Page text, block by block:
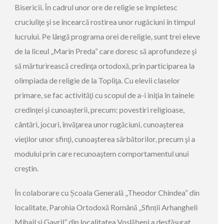
Bisericii. În cadrul unor ore de religie se împletesc
cruciuliţe şi se încearcă rostirea unor rugăciuni în timpul
lucrului. Pe lângă programa orei de religie, sunt trei eleve
de la liceul „Marin Preda” care doresc să aprofundeze şi
să mărturirească credinţa ortodoxă, prin participarea la
olimpiada de religie de la Topliţa. Cu elevii claselor
primare, se fac activităţi cu scopul de a-i iniţia în tainele
credinţei şi cunoaşterii, precum: povestiri religioase,
cântări, jocuri, învăţarea unor rugăciuni, cunoaşterea
vieţilor unor sfinţi, cunoaşterea sărbătorilor, precum şi a
modului prin care recunoaştem comportamentul unui
creştin.
În colaborare cu Școala Generală „Theodor Chindea” din
localitate, Parohia Ortodoxă Română „Sfinții Arhangheli
Mihail și Gavril” din localitatea Voșlăbeni a desfășurat